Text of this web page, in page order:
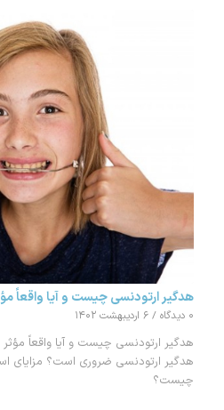
هدگیر ارتودنسی چیست و آیا واقعاً
۰ دیدگاه / ۶ اردیبهشت ۱۴۰۲
هدگیر ارتودنسی چیست و آیا واقعاً
هدگیر ارتودنسی ضروری است؟ مزایای
چیست؟